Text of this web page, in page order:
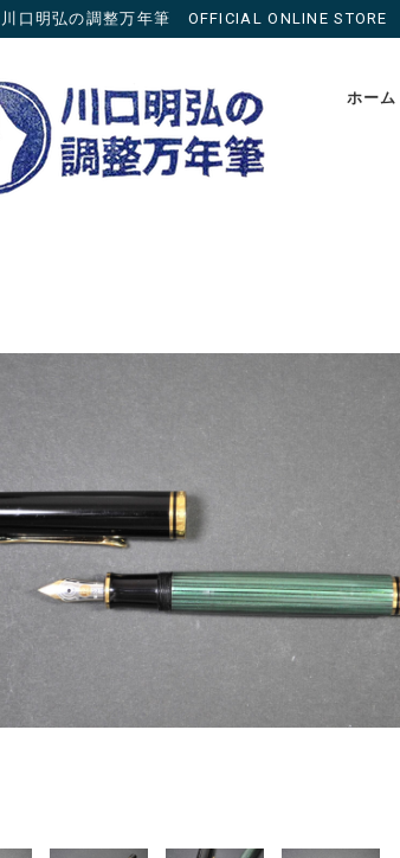
川口明弘の調整万年筆 OFFICIAL ONLINE STORE
ホーム